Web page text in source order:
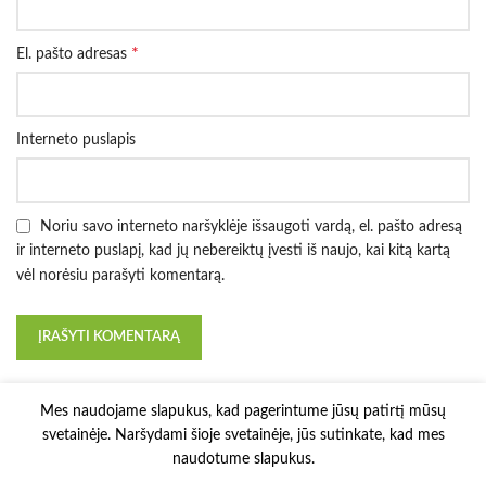
El. pašto adresas *
Interneto puslapis
Noriu savo interneto naršyklėje išsaugoti vardą, el. pašto adresą
ir interneto puslapį, kad jų nebereiktų įvesti iš naujo, kai kitą kartą
vėl norėsiu parašyti komentarą.
Mes naudojame slapukus, kad pagerintume jūsų patirtį mūsų
svetainėje. Naršydami šioje svetainėje, jūs sutinkate, kad mes
naudotume slapukus.